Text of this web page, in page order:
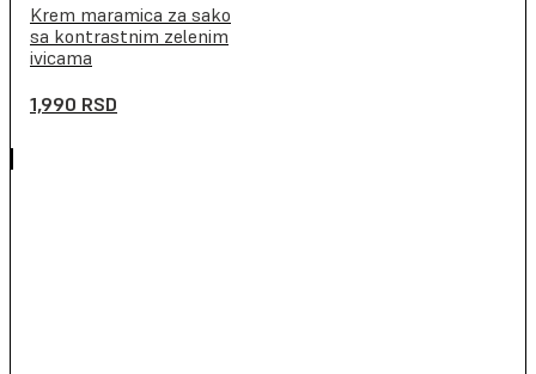
Krem maramica za sako
sa kontrastnim zelenim
ivicama
1,990 RSD